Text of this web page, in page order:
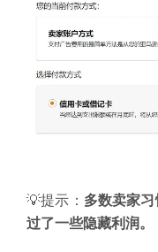
💡提示： 多数卖家
过了一些隐藏利润。